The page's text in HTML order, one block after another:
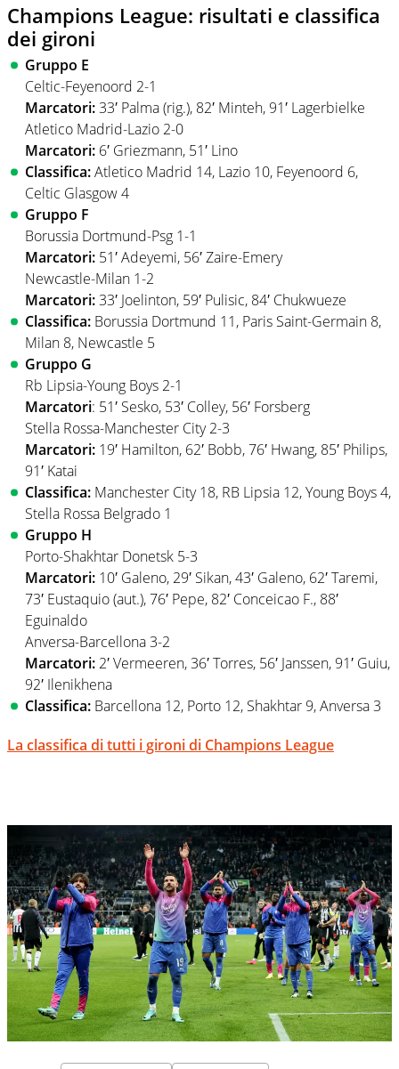
Champions League: risultati e classifica
dei gironi
Gruppo E
Celtic-Feyenoord 2-1
Marcatori:33′ Palma (rig.), 82′ Minteh, 91′ Lagerbielke
Atletico Madrid-Lazio 2-0
Marcatori: 6′ Griezmann, 51′ Lino
Classifica:Atletico Madrid 14, Lazio 10, Feyenoord 6,
Celtic Glasgow 4
Gruppo F
Borussia Dortmund-Psg 1-1
Marcatori: 51′ Adeyemi, 56′ Zaire-Emery
Newcastle-Milan 1-2
Marcatori:33′ Joelinton, 59′ Pulisic, 84′ Chukwueze
Classifica: Borussia Dortmund 11, Paris Saint-Germain 8,
Milan 8, Newcastle 5
Gruppo G
Rb Lipsia-Young Boys 2-1
Marcatori: 51′ Sesko, 53′ Colley, 56′ Forsberg
Stella Rossa-Manchester City 2-3
Marcatori: 19′ Hamilton, 62′ Bobb, 76′ Hwang, 85′ Philips,
91′ Katai
Classifica: Manchester City 18, RB Lipsia 12, Young Boys 4,
Stella Rossa Belgrado 1
Gruppo H
Porto-Shakhtar Donetsk 5-3
Marcatori: 10′ Galeno, 29′ Sikan, 43′ Galeno, 62′ Taremi,
73′ Eustaquio (aut.), 76′ Pepe, 82′ Conceicao F., 88′
Eguinaldo
Anversa-Barcellona 3-2
Marcatori: 2′ Vermeeren, 36′ Torres, 56′ Janssen, 91′ Guiu,
92′ Ilenikhena
Classifica: Barcellona 12, Porto 12, Shakhtar 9, Anversa 3
La classifica di tutti i gironi di Champions League